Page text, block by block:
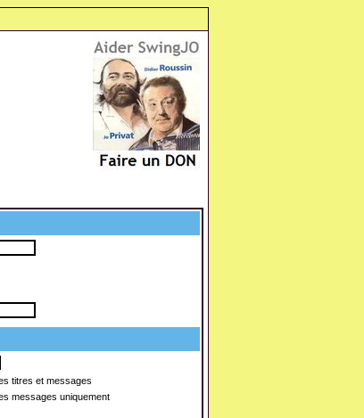
titres et messages
messages uniquement